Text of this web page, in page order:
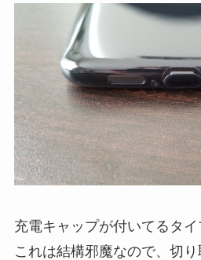
充電キャップが付いてるタイ
これは結構邪魔なので、切